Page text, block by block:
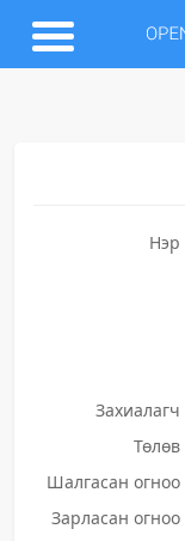
Нэр
Захиалагч
Төлөв
Шалгасан огноо
Зарласан огноо